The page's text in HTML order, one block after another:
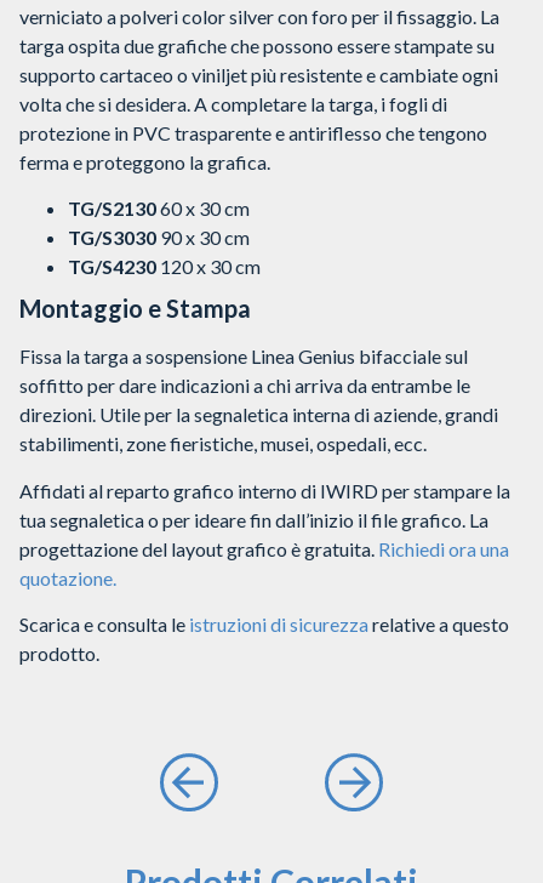
verniciato a polveri color silver con foro per il fissaggio. La
targa ospita due grafiche che possono essere stampate su
supporto cartaceo o viniljet più resistente e cambiate ogni
volta che si desidera. A completare la targa, i fogli di
protezione in PVC trasparente e antiriflesso che tengono
ferma e proteggono la grafica.
TG/S213060 x 30 cm
TG/S3030 90 x 30 cm
TG/S4230 120 x 30 cm
Montaggio e Stampa
Fissa la targa a sospensione Linea Genius bifacciale sul
soffitto per dare indicazioni a chi arriva da entrambe le
direzioni. Utile per la segnaletica interna di aziende, grandi
stabilimenti, zone fieristiche, musei, ospedali, ecc.
Affidati al reparto grafico interno di IWIRD per stampare la
tua segnaletica o per ideare fin dall’inizio il file grafico. La
progettazione del layout grafico è gratuita. Richiedi ora una
quotazione.
Scarica e consulta le istruzioni di sicurezzarelative a questo
prodotto.